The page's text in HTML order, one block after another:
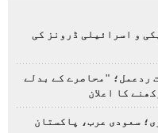
و اسرائیلی ڈرونز کی
ردعمل؛ "محاصرے کے بدلے
کا اعلان
سعودی عرب، پاکستان